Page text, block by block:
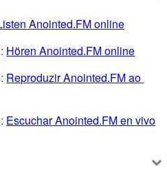
Anointed.FM online
Hören Anointed.FM online
Reproduzir Anointed.FM ao
Escuchar Anointed.FM en vivo